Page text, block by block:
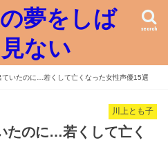
夢をしば
ない
search
ていたのに…若くして亡くなった女性声優15選
川上とも子
たのに…若くして亡く